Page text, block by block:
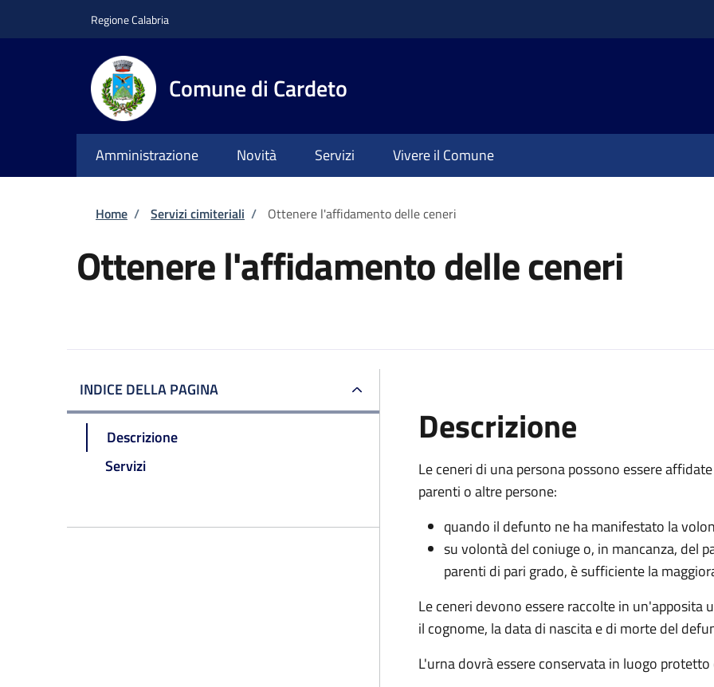
Regione Calabria
Comune di Cardeto
Amministrazione Novità Servizi Vivere il Comune
Briciole di pane
Home / Servizi cimiteriali / Ottenere l'affidamento delle ceneri
Ottenere l'affidamento delle ceneri
INDICE DELLA PAGINA
Descrizione
Servizi
Descrizione
Le ceneri di una persona possono essere
parenti o altre persone:
quando il defunto ne ha manifestato la
su volontà del coniuge o, in mancanza, del
parenti di pari grado, è sufficiente la
Le ceneri devono essere raccolte in un'apposita
il cognome, la data di nascita e di morte del
L'urna dovrà essere conservata in luogo